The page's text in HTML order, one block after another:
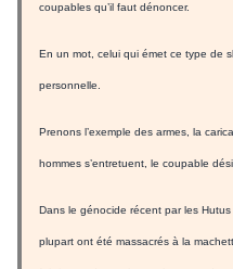
coupables qu’il faut dénoncer.
En un mot, celui qui émet ce type de
personnelle.
Prenons l’exemple des armes, la
hommes s’entretuent, le coupable
Dans le génocide récent par les
plupart ont été massacrés à la